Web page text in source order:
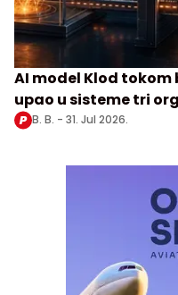
AI model Klod
upao u sisteme tri
B. B. - 31. Jul 2026.